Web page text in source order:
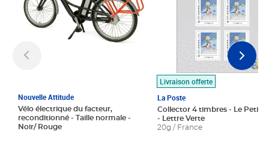
Nouvelle Attitude
Vélo électrique du facteur,
reconditionné - Taille normale -
Noir/ Rouge
Livraison offerte
La Poste
Collector 4 timbres - Le Petit
- Lettre Verte
20g / France